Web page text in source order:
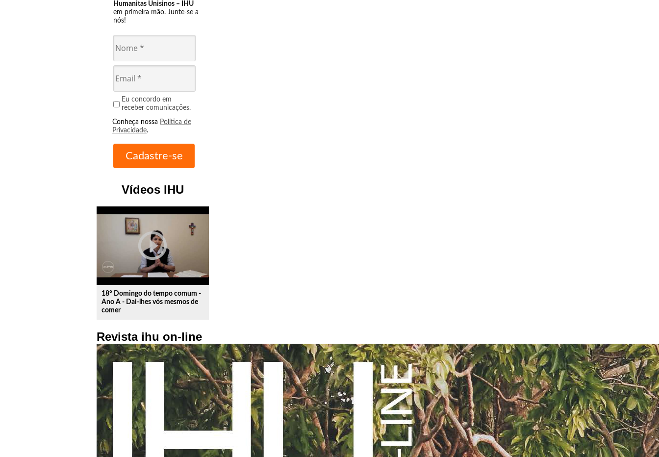
Humanitas Unisinos – IHU
em primeira mão. Junte-se a
nós!
Eu concordo em
receber comunicações.
Conheça nossa Política de
Privacidade.
Vídeos IHU
play_circle_outline
18º Domingo do tempo comum -
Ano A - Dai-lhes vós mesmos de
comer
Revista ihu on-line